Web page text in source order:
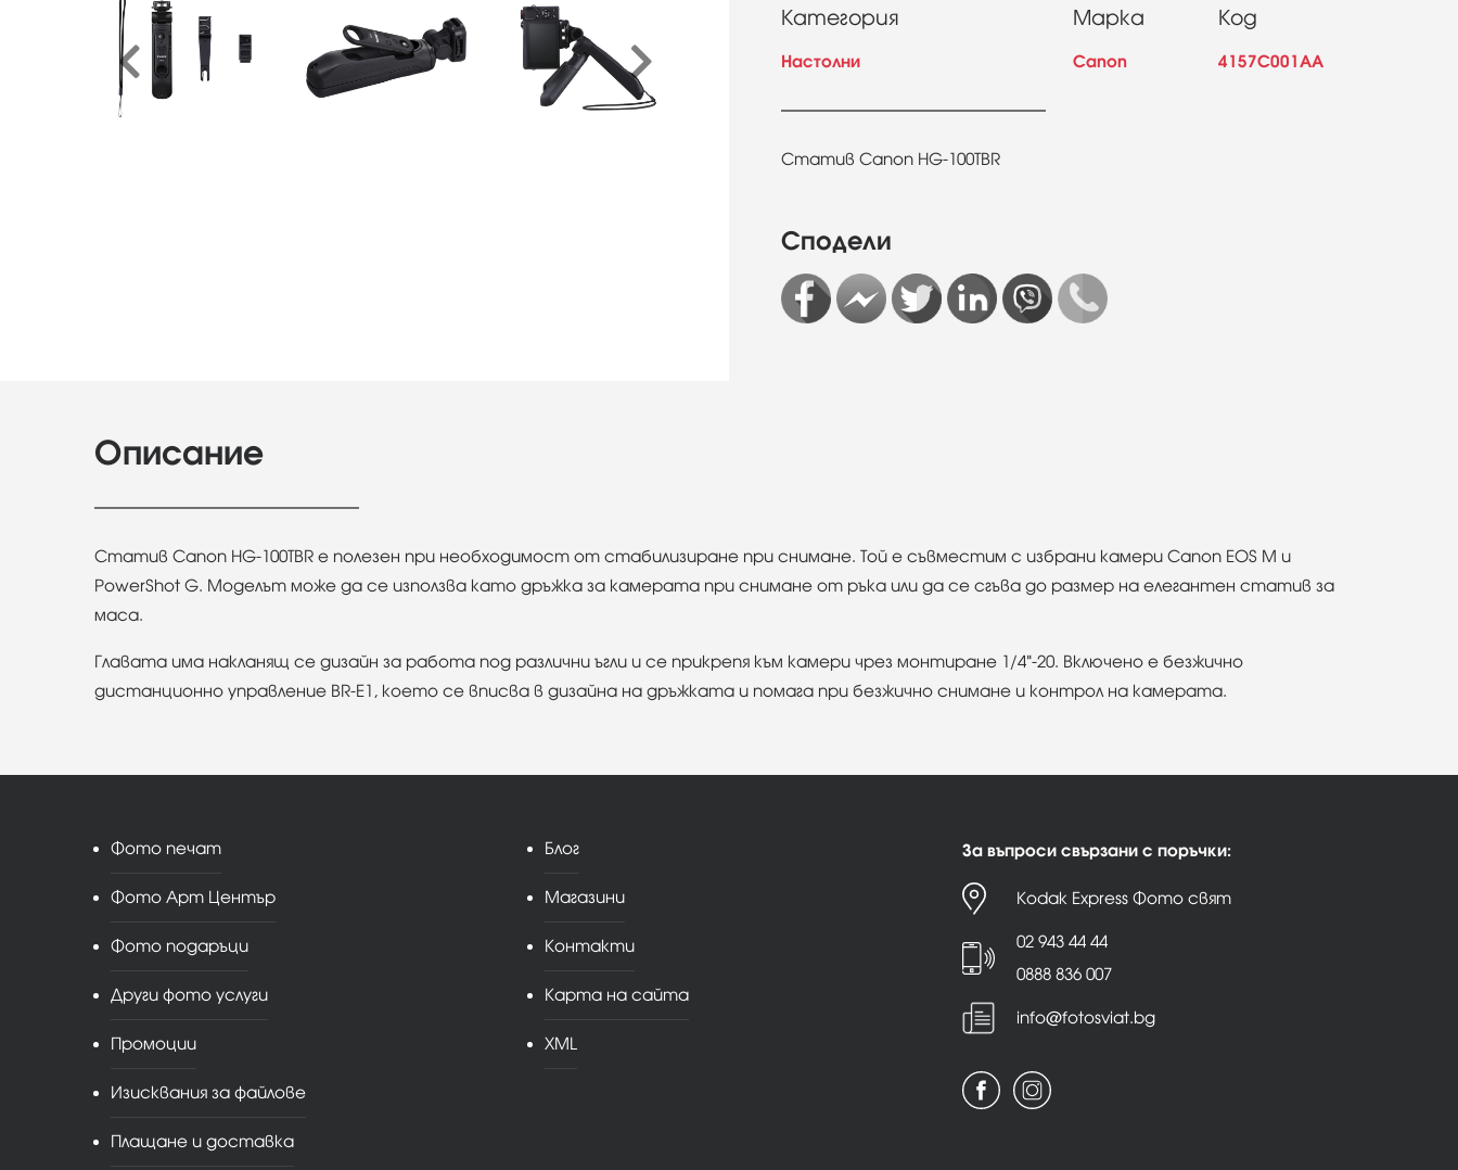
Категория
Настолни
Марка
Canon
Код
4157C001AA
Статив Canon HG-100TBR
Сподели
Описание
Статив Canon HG-100TBR е полезен при необходимост от стабилизиране при снимане. Той е съвместим с избрани камери Canon EOS M и
PowerShot G. Моделът може да се използва като дръжка за камерата при снимане от ръка или да се сгъва до размер на елегантен статив за
маса.
Главата има накланящ се дизайн за работа под различни ъгли и се прикрепя към камери чрез монтиране 1/4"-20. Включено е безжично
дистанционно управление BR-E1, което се вписва в дизайна на дръжката и помага при безжично снимане и контрол на камерата.
Фото печат
Фото Арт Център
Фото подаръци
Други фото услуги
Промоции
Изисквания за файлове
Плащане и доставка
Блог
Магазини
Контакти
Карта на сайта
XML
За въпроси свързани с поръчки:
Kodak Express Фото свят
02 943 44 44
0888 836 007
info@fotosviat.bg